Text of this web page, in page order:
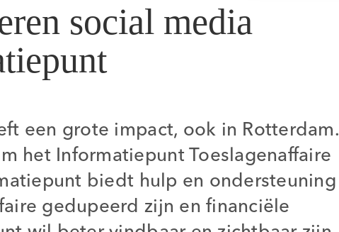
social media
een grote impact, ook in Rotterdam.
het Informatiepunt Toeslagenaffaire
biedt hulp en ondersteuning
gedupeerd zijn en financiële